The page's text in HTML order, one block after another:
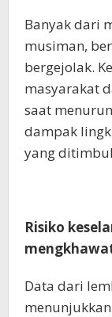
Banyak dari
musiman,
bergejolak.
masyarakat
saat
dampak
yang
Risiko
Data dari